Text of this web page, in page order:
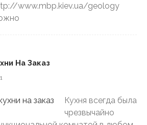
www.mbp.kiev.ua/geology
На Заказ
Кухня всегда была
чрезвычайно